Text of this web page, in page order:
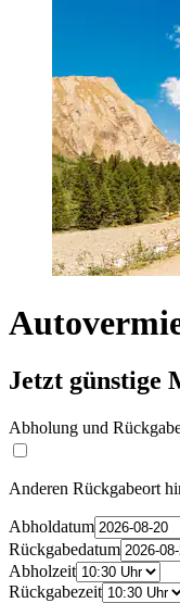
Jetzt günstige
Abholung und
Anderen Rückgabeort
Abholdatum
Rückgabedatum
Abholzeit
Rückgabezeit